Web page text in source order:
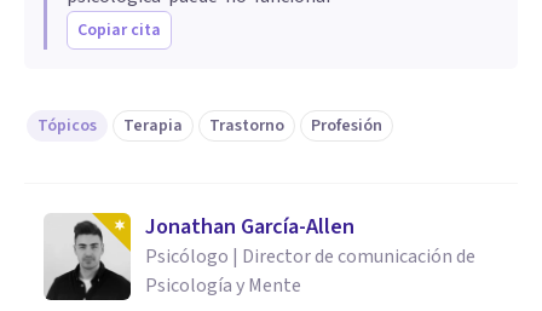
Copiar cita
Tópicos Terapia Trastorno Profesión
Jonathan García-Allen
Psicólogo | Director de comunicación de
Psicología y Mente